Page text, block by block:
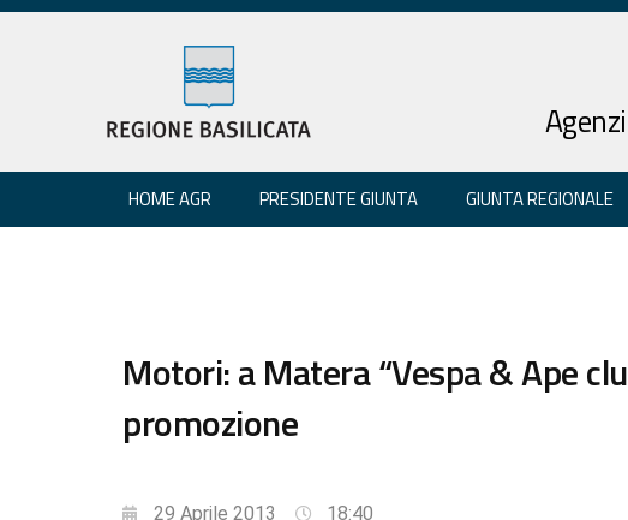
HOME AGR PRESIDENTE GIUNTA GIUNTA REGIONALE
Motori: a Matera “Vespa & Ape
promozione
29 Aprile 2013 18:40